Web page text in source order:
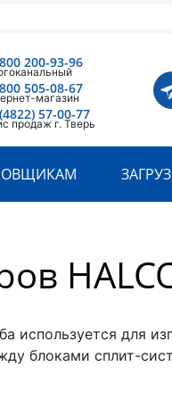
200-93-96
505-08-67
магазин
57-00-77
продаж г. Тверь
используется для
блоками сплит-